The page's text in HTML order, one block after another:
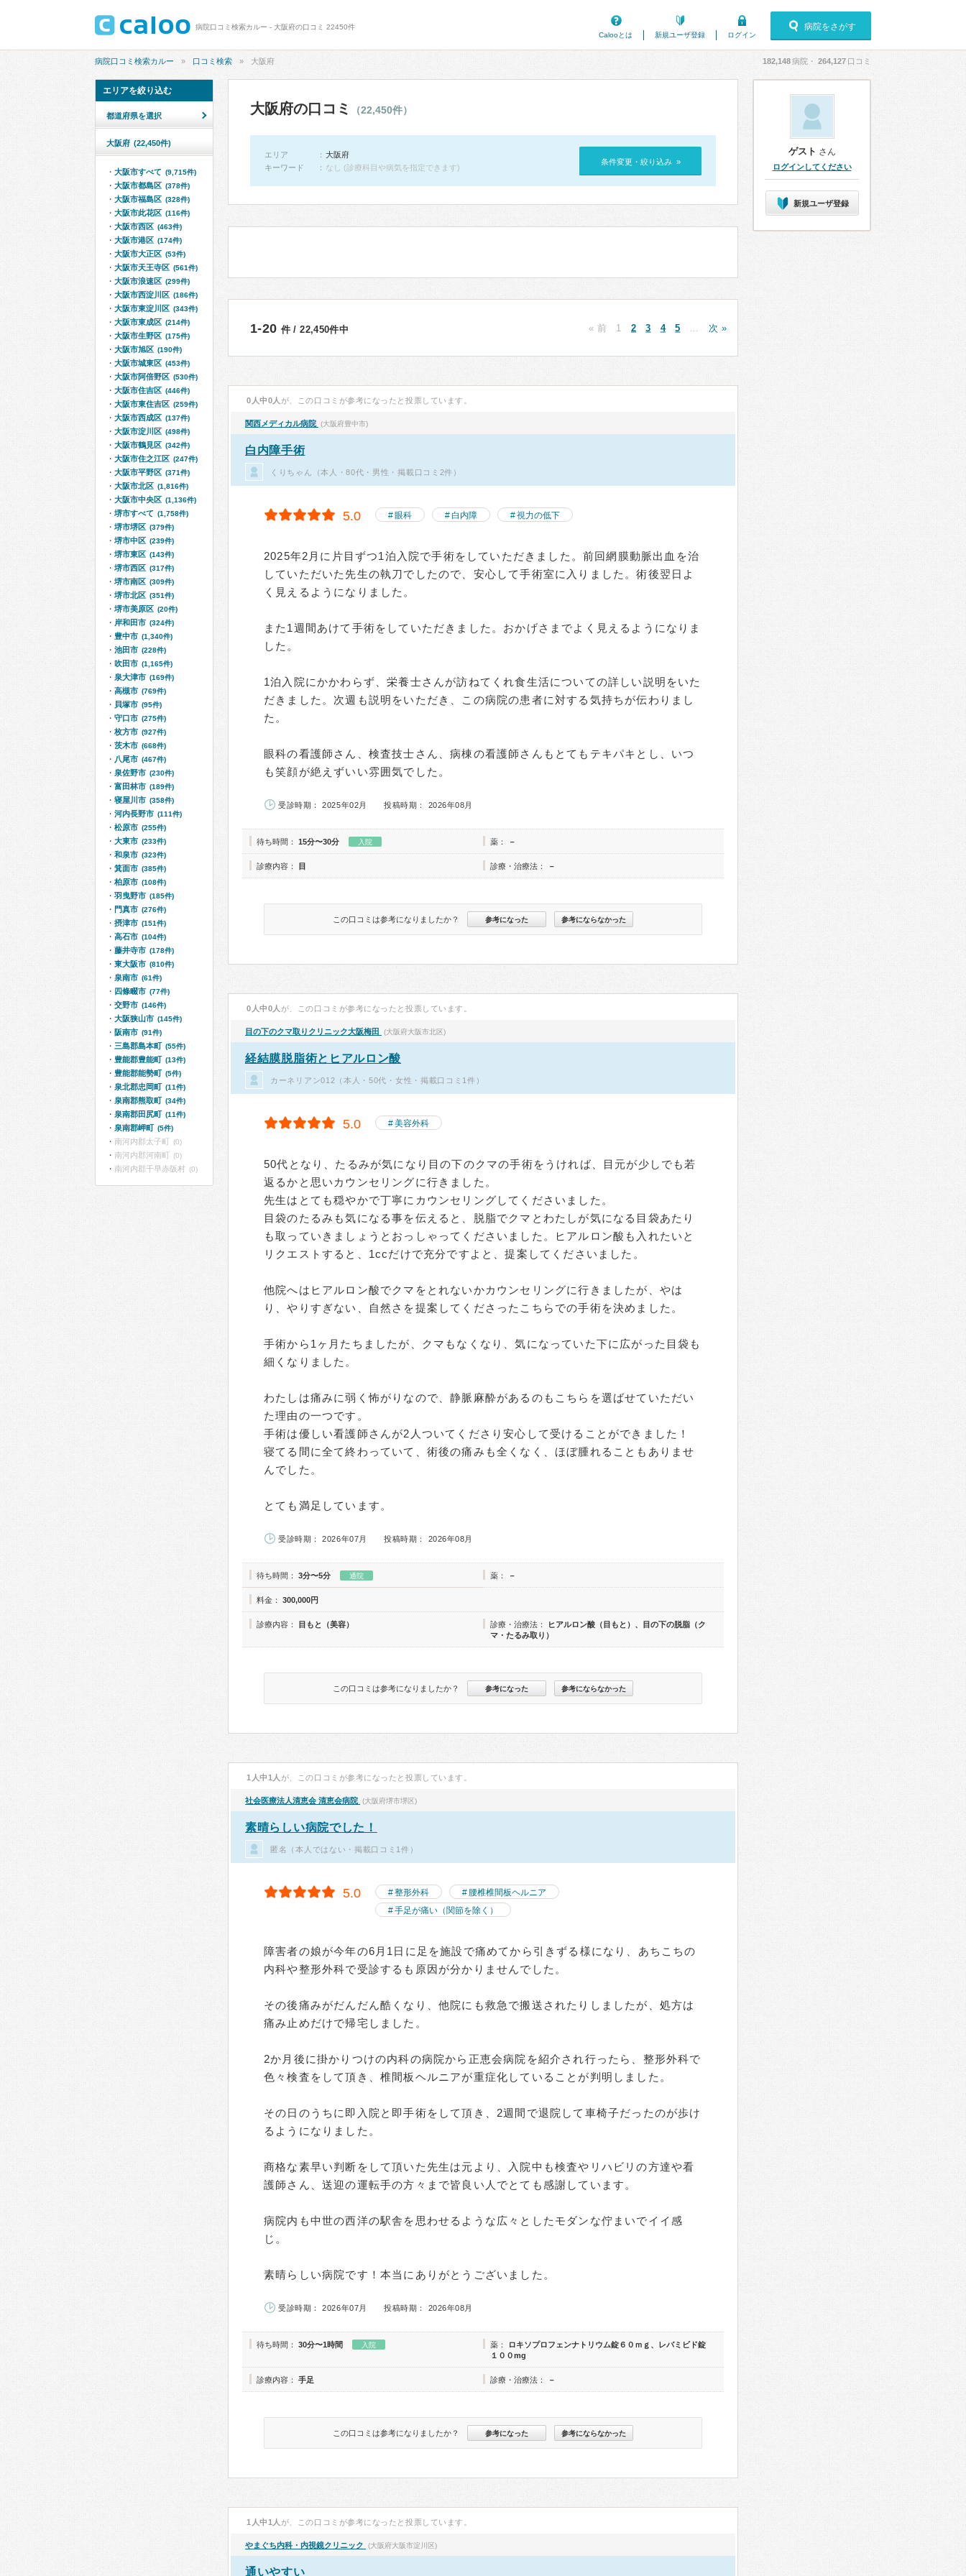
病院口コミ検索カルー - 大阪府の口コミ 22450件
Calooとは
新規ユーザ登録 ログイン
病院をさがす
病院口コミ検索カルー 口コミ検索 大阪府 182,148病院・ 264,127 口コミ
大阪府の口コミ （22,450件）
エリア
大阪府
キーワード
なし (診療科目や病気を指定できます)
条件変更・絞り込み »
1-20 件 / 22,450件中 « 前 1 2 3 4 5 次 »
0人中0人 が、この口コミが参考になったと投票しています。
関西メディカル病院 (大阪府豊中市)
白内障手術
くりちゃん（本人・80代・男性・掲載口コミ2件）
5.0 眼科 白内障 視力の低下
2025年2月に片目ずつ1泊入院で手術をしていただきました。前回網膜動脈出血を治
していただいた先生の執刀でしたので、安心して手術室に入りました。術後翌日よ
く見えるようになりました。
また1週間あけて手術をしていただきました。おかげさまでよく見えるようになりま
した。
1泊入院にかかわらず、栄養士さんが訪ねてくれ食生活についての詳しい説明をいた
だきました。次週も説明をいただき、この病院の患者に対する気持ちが伝わりまし
た。
眼科の看護師さん、検査技士さん、病棟の看護師さんもとてもテキパキとし、いつ
も笑顔が絶えずいい雰囲気でした。
受診時期： 2025年02月 投稿時期： 2026年08月
待ち時間： 15分〜30分 入院 薬： －
診療内容： 目 診療・治療法： －
この口コミは参考になりましたか？ 参考になった 参考にならなかった
0人中0人 が、この口コミが参考になったと投票しています。
目の下のクマ取りクリニック大阪梅田 (大阪府大阪市北区)
経結膜脱脂術とヒアルロン酸
カーネリアン012（本人・50代・女性・掲載口コミ1件）
5.0 美容外科
50代となり、たるみが気になり目の下のクマの手術をうければ、目元が少しでも若
返るかと思いカウンセリングに行きました。
先生はとても穏やかで丁寧にカウンセリングしてくださいました。
目袋のたるみも気になる事を伝えると、脱脂でクマとわたしが気になる目袋あたり
も取っていきましょうとおっしゃってくださいました。ヒアルロン酸も入れたいと
リクエストすると、1ccだけで充分ですよと、提案してくださいました。
他院へはヒアルロン酸でクマをとれないかカウンセリングに行きましたが、やは
り、やりすぎない、自然さを提案してくださったこちらでの手術を決めました。
手術から1ヶ月たちましたが、クマもなくなり、気になっていた下に広がった目袋も
細くなりました。
わたしは痛みに弱く怖がりなので、静脈麻酔があるのもこちらを選ばせていただい
た理由の一つです。
手術は優しい看護師さんが2人ついてくださり安心して受けることができました！
寝てる間に全て終わっていて、術後の痛みも全くなく、ほぼ腫れることもありませ
んでした。
とても満足しています。
受診時期： 2026年07月 投稿時期： 2026年08月
待ち時間： 3分〜5分 通院 薬： －
料金： 300,000円
診療内容： 目もと（美容） 診療・治療法：
ヒアルロン酸（目もと）、目の下の脱脂（ク
マ・たるみ取り）
この口コミは参考になりましたか？ 参考になった 参考にならなかった
1人中1人 が、この口コミが参考になったと投票しています。
社会医療法人清恵会 清恵会病院 (大阪府堺市堺区)
素晴らしい病院でした！
匿名（本人ではない・掲載口コミ1件）
5.0 整形外科
腰椎椎間板ヘルニア
手足が痛い（関節を除く）
障害者の娘が今年の6月1日に足を施設で痛めてから引きずる様になり、あちこちの
内科や整形外科で受診するも原因が分かりませんでした。
その後痛みがだんだん酷くなり、他院にも救急で搬送されたりしましたが、処方は
痛み止めだけで帰宅しました。
2か月後に掛かりつけの内科の病院から正恵会病院を紹介され行ったら、整形外科で
色々検査をして頂き、椎間板ヘルニアが重症化していることが判明しました。
その日のうちに即入院と即手術をして頂き、2週間で退院して車椅子だったのが歩け
るようになりました。
商格な素早い判断をして頂いた先生は元より、入院中も検査やリハビリの方達や看
護師さん、送迎の運転手の方々まで皆良い人でとても感謝しています。
病院内も中世の西洋の駅舎を思わせるような広々としたモダンな佇まいでイイ感
じ。
素晴らしい病院です！本当にありがとうございました。
受診時期： 2026年07月 投稿時期： 2026年08月
待ち時間： 30分〜1時間 入院 薬：
ロキソプロフェンナトリウム錠６０ｍｇ、レバミビド錠
１００mg
診療内容： 手足 診療・治療法： －
この口コミは参考になりましたか？ 参考になった 参考にならなかった
1人中1人 が、この口コミが参考になったと投票しています。
やまぐち内科・内視鏡クリニック (大阪府大阪市淀川区)
通いやすい
エリアを絞り込む
都道府県を選択
大阪府 (22,450件)
大阪市すべて (9,715件)
大阪市都島区 (378件)
大阪市福島区 (328件)
大阪市此花区 (116件)
大阪市西区 (463件)
大阪市港区 (174件)
大阪市大正区 (53件)
大阪市天王寺区 (561件)
大阪市浪速区 (299件)
大阪市西淀川区 (186件)
大阪市東淀川区 (343件)
大阪市東成区 (214件)
大阪市生野区 (175件)
大阪市旭区 (190件)
大阪市城東区 (453件)
大阪市阿倍野区 (530件)
大阪市住吉区 (446件)
大阪市東住吉区 (259件)
大阪市西成区 (137件)
大阪市淀川区 (498件)
大阪市鶴見区 (342件)
大阪市住之江区 (247件)
大阪市平野区 (371件)
大阪市北区 (1,816件)
大阪市中央区 (1,136件)
堺市すべて (1,758件)
堺市堺区 (379件)
堺市中区 (239件)
堺市東区 (143件)
堺市西区 (317件)
堺市南区 (309件)
堺市北区 (351件)
堺市美原区 (20件)
岸和田市 (324件)
豊中市 (1,340件)
池田市 (228件)
吹田市 (1,165件)
泉大津市 (169件)
高槻市 (769件)
貝塚市 (95件)
守口市 (275件)
枚方市 (927件)
茨木市 (668件)
八尾市 (467件)
泉佐野市 (230件)
富田林市 (189件)
寝屋川市 (358件)
河内長野市 (111件)
松原市 (255件)
大東市 (233件)
和泉市 (323件)
箕面市 (385件)
柏原市 (108件)
羽曳野市 (185件)
門真市 (276件)
摂津市 (151件)
高石市 (104件)
藤井寺市 (178件)
東大阪市 (810件)
泉南市 (61件)
四條畷市 (77件)
交野市 (146件)
大阪狭山市 (145件)
阪南市 (91件)
三島郡島本町 (55件)
豊能郡豊能町 (13件)
豊能郡能勢町 (5件)
泉北郡忠岡町 (11件)
泉南郡熊取町 (34件)
泉南郡田尻町 (11件)
泉南郡岬町 (5件)
南河内郡太子町 (0)
南河内郡河南町 (0)
南河内郡千早赤阪村 (0)
ゲスト さん
ログインしてください
新規ユーザ登録